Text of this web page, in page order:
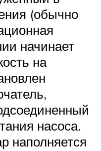
(обычно
начинает
на
насоса.
наполняется